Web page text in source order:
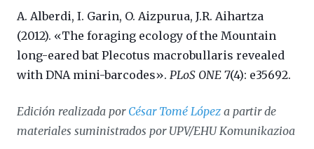
A. Alberdi, I. Garin, O. Aizpurua, J.R. Aihartza
(2012). «The foraging ecology of the Mountain
long-eared bat Plecotus macrobullaris revealed
with DNA mini-barcodes». PLoS ONE 7(4): e35692.
Edición realizada por César Tomé López a partir de
materiales suministrados por UPV/EHU Komunikazioa